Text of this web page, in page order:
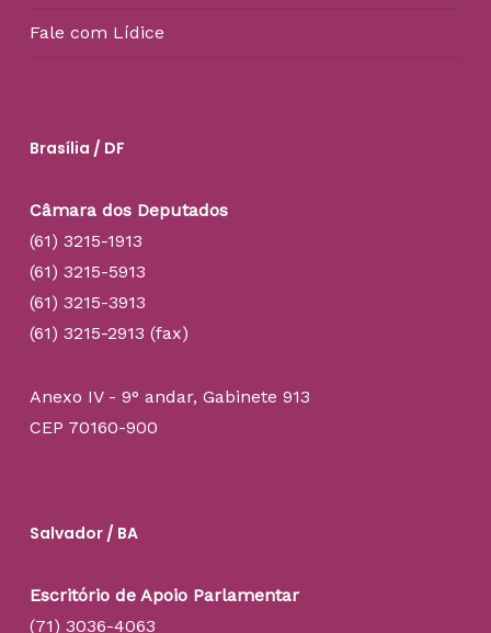
Fale com Lídice
Brasília / DF
Câmara dos Deputados
(61) 3215-1913
(61) 3215-5913
(61) 3215-3913
(61) 3215-2913 (fax)
Anexo IV - 9° andar, Gabinete 913
CEP 70160-900
Salvador / BA
Escritório de Apoio Parlamentar
(71) 3036-4063